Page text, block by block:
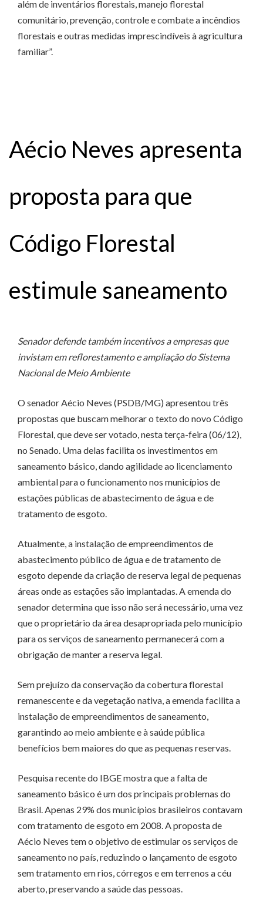
além de inventários florestais, manejo florestal
comunitário, prevenção, controle e combate a incêndios
florestais e outras medidas imprescindíveis à agricultura
familiar”.
Aécio Neves apresenta
proposta para que
Código Florestal
estimule saneamento
Senador defende também incentivos a empresas que
invistam em reflorestamento e ampliação do Sistema
Nacional de Meio Ambiente
O senador Aécio Neves (PSDB/MG) apresentou três
propostas que buscam melhorar o texto do novo Código
Florestal, que deve ser votado, nesta terça-feira (06/12),
no Senado. Uma delas facilita os investimentos em
saneamento básico, dando agilidade ao licenciamento
ambiental para o funcionamento nos municípios de
estações públicas de abastecimento de água e de
tratamento de esgoto.
Atualmente, a instalação de empreendimentos de
abastecimento público de água e de tratamento de
esgoto depende da criação de reserva legal de pequenas
áreas onde as estações são implantadas. A emenda do
senador determina que isso não será necessário, uma vez
que o proprietário da área desapropriada pelo município
para os serviços de saneamento permanecerá com a
obrigação de manter a reserva legal.
Sem prejuízo da conservação da cobertura florestal
remanescente e da vegetação nativa, a emenda facilita a
instalação de empreendimentos de saneamento,
garantindo ao meio ambiente e à saúde pública
benefícios bem maiores do que as pequenas reservas.
Pesquisa recente do IBGE mostra que a falta de
saneamento básico é um dos principais problemas do
Brasil. Apenas 29% dos municípios brasileiros contavam
com tratamento de esgoto em 2008. A proposta de
Aécio Neves tem o objetivo de estimular os serviços de
saneamento no país, reduzindo o lançamento de esgoto
sem tratamento em rios, córregos e em terrenos a céu
aberto, preservando a saúde das pessoas.